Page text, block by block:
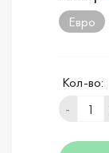
Евро
Кол-во:
-